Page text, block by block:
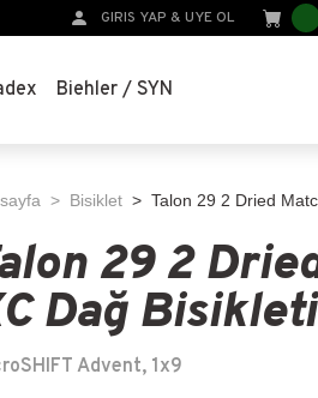
GIRIS YAP & UYE OL
Biehler / SYN
Bisiklet Talon 29 2 Dried
29 2
Dağ Bisikleti
Advent, 1x9